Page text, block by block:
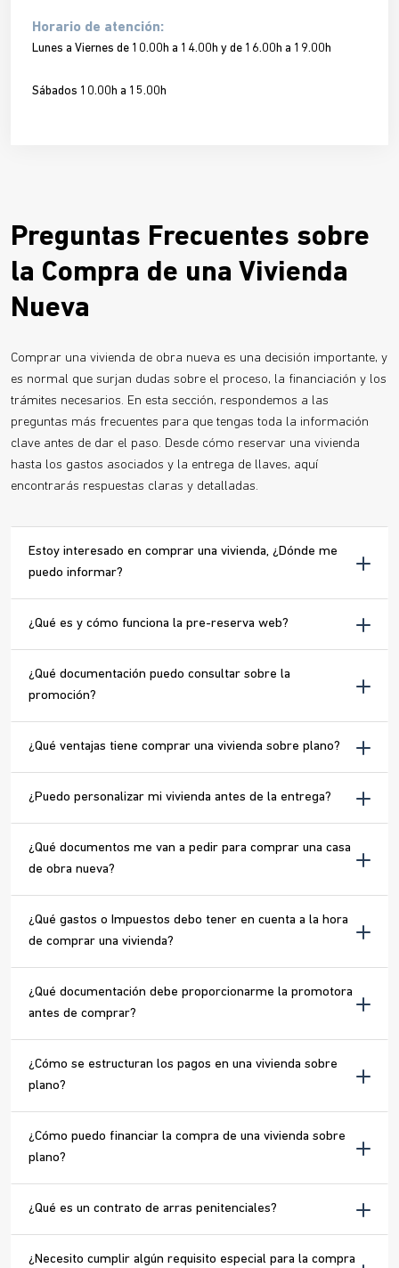
Horario de atención:
Lunes a Viernes de 10.00h a 14.00h y de 16.00h a 19.00h
Sábados 10.00h a 15.00h
Preguntas Frecuentes sobre
la Compra de una Vivienda
Nueva
Comprar una vivienda de obra nueva es una decisión importante, y
es normal que surjan dudas sobre el proceso, la financiación y los
trámites necesarios. En esta sección, respondemos a las
preguntas más frecuentes para que tengas toda la información
clave antes de dar el paso. Desde cómo reservar una vivienda
hasta los gastos asociados y la entrega de llaves, aquí
encontrarás respuestas claras y detalladas.
Estoy interesado en comprar una vivienda, ¿Dónde me
puedo informar?
¿Qué es y cómo funciona la pre-reserva web?
¿Qué documentación puedo consultar sobre la
promoción?
¿Qué ventajas tiene comprar una vivienda sobre plano?
¿Puedo personalizar mi vivienda antes de la entrega?
¿Qué documentos me van a pedir para comprar una casa
de obra nueva?
¿Qué gastos o Impuestos debo tener en cuenta a la hora
de comprar una vivienda?
¿Qué documentación debe proporcionarme la promotora
antes de comprar?
¿Cómo se estructuran los pagos en una vivienda sobre
plano?
¿Cómo puedo financiar la compra de una vivienda sobre
plano?
¿Qué es un contrato de arras penitenciales?
¿Necesito cumplir algún requisito especial para la compra